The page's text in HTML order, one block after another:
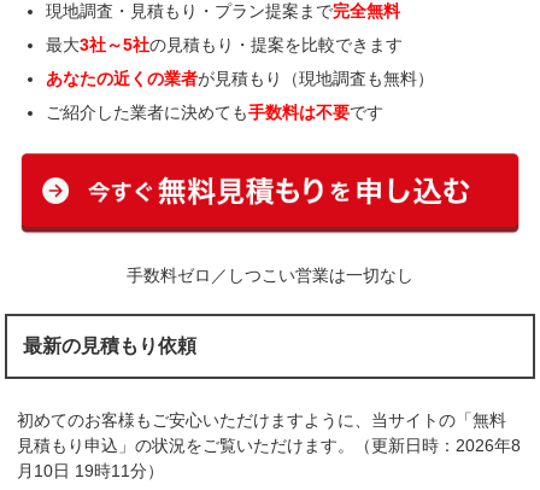
現地調査・見積もり・プラン提案まで完全無料
最大3社～5社の見積もり・提案を比較できます
あなたの近くの業者が見積もり（現地調査も無料）
ご紹介した業者に決めても手数料は不要です
手数料ゼロ／しつこい営業は一切なし
最新の見積もり依頼
初めてのお客様もご安心いただけますように、当サイトの「無料
見積もり申込」の状況をご覧いただけます。（更新日時：2026年8
月10日 19時11分）